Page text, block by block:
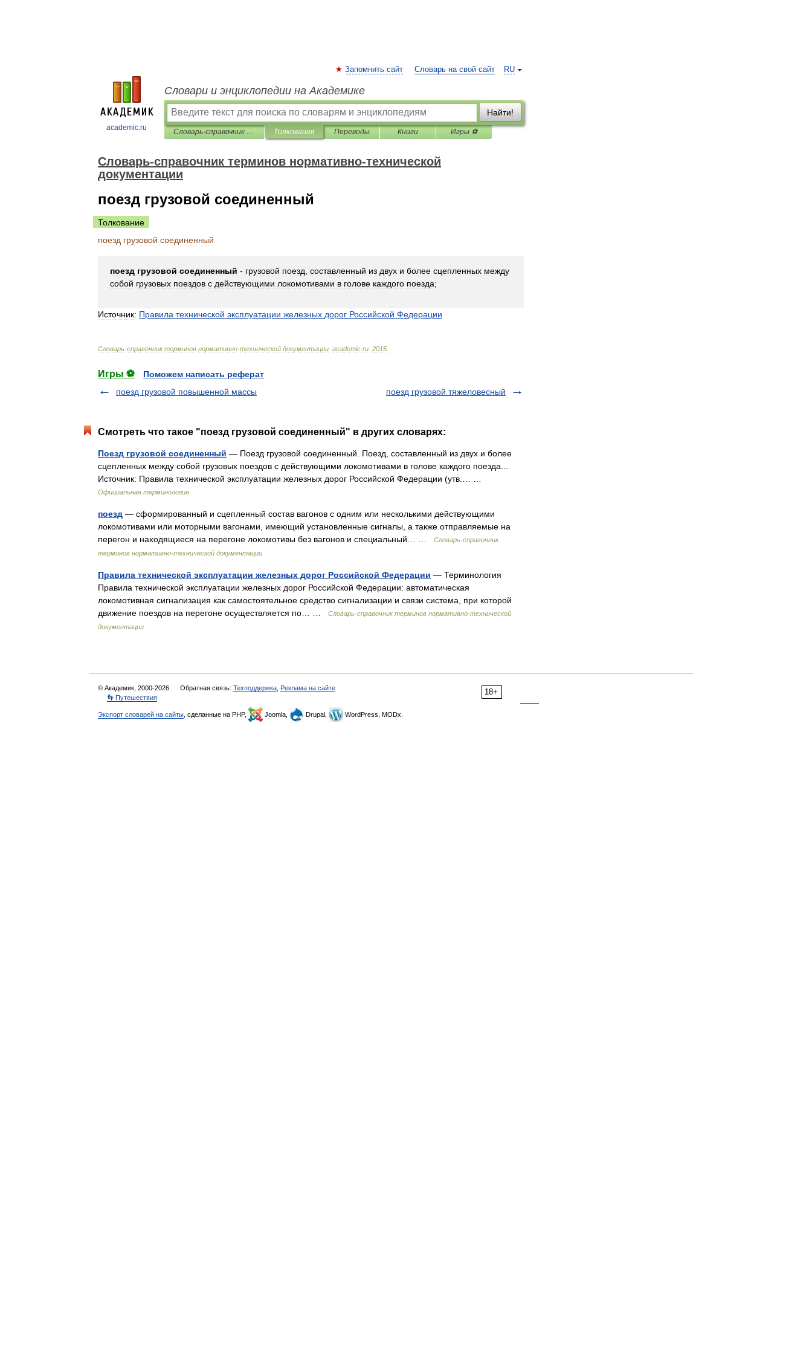
academic.ru
RU
Запомнить сайт Словарь на свой сайт
Словари и энциклопедии на Академике
Найти!
Словарь-справочник терминов нормативно-технической документации Толкования Переводы Книги Игры ⚽
Словарь-справочник терминов нормативно-технической
документации
поезд грузовой соединенный
Толкование
поезд грузовой соединенный
поезд грузовой соединенный - грузовой поезд составленный из двух и более сцепленных между
собой грузовых поездов с действующими локомотивами в голове каждого поезда;
Источник: Правила технической эксплуатации железных дорог Российской Федерации
Словарь-справочник терминов нормативно-технической документации academic ru 2015
Игры ⚽
Поможем написать реферат
поезд грузовой повышенной массы
поезд грузовой тяжеловесный
Смотреть что такое "поезд грузовой соединенный" в других словарях:
Поезд грузовой соединенный — Поезд грузовой соединенный. Поезд, составленный из двух и более
сцепленных между собой грузовых поездов с действующими локомотивами в голове каждого поезда...
Источник: Правила технической эксплуатации железных дорог Российской Федерации (утв.… …
Официальная терминология
поезд — сформированный и сцепленный состав вагонов с одним или несколькими действующими
локомотивами или моторными вагонами, имеющий установленные сигналы, а также отправляемые на
перегон и находящиеся на перегоне локомотивы без вагонов и специальный… …
Словарь-справочник
терминов нормативно-технической документации
Правила технической эксплуатации железных дорог Российской Федерации — Терминология
Правила технической эксплуатации железных дорог Российской Федерации: автоматическая
локомотивная сигнализация как самостоятельное средство сигнализации и связи система, при которой
движение поездов на перегоне осуществляется по… …
Словарь-справочник терминов нормативно-технической
документации
18+
© Академик, 2000-2026 Обратная связь: Техподдержка Реклама на сайте
👣 Путешествия
Экспорт словарей на сайты , сделанные на PHP, Joomla, Drupal, WordPress, MODx.